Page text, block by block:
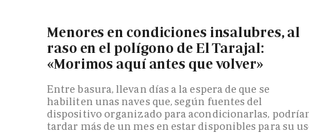
Menores en condiciones insalubres, al
raso en el polígono de El Tarajal:
«Morimos aquí antes que volver»
Entre basura, llevan días a la espera de que se
habiliten unas naves que, según fuentes del
dispositivo organizado para acondicionarlas,
tardar más de un mes en estar disponibles para su